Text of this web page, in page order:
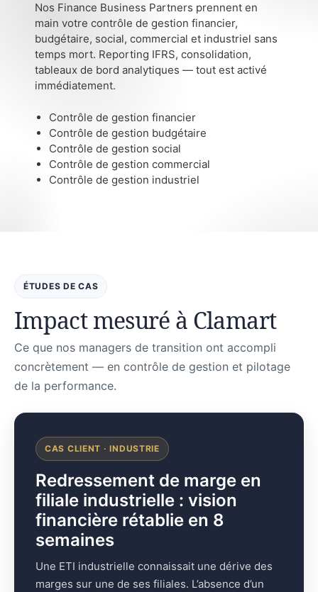
Nos Finance Business Partners prennent en
main votre contrôle de gestion financier,
budgétaire, social, commercial et industriel sans
temps mort. Reporting IFRS, consolidation,
tableaux de bord analytiques — tout est activé
immédiatement.
Contrôle de gestion financier
Contrôle de gestion budgétaire
Contrôle de gestion social
Contrôle de gestion commercial
Contrôle de gestion industriel
ÉTUDES DE CAS
Impact mesuré à Clamart
Ce que nos managers de transition ont accompli
concrètement — en contrôle de gestion et pilotage
de la performance.
CAS CLIENT · INDUSTRIE
Redressement de marge en
filiale industrielle : vision
financière rétablie en 8
semaines
Une ETI industrielle connaissait une dérive des
marges sur une de ses filiales. L’absence d’un